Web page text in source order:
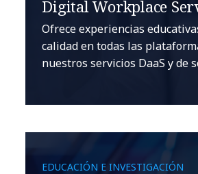
Digital Workplace
Ofrece experiencias
calidad en todas las
nuestros servicios DaaS y de
EDUCACIÓN E INVESTIGACIÓN